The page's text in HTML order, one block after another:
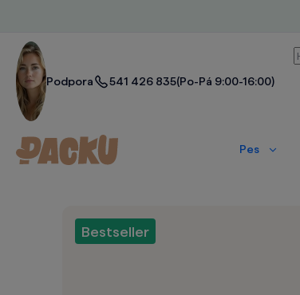
Podpora 541 426 835(Po-Pá 9:00-16:00)
Pes
Bestseller